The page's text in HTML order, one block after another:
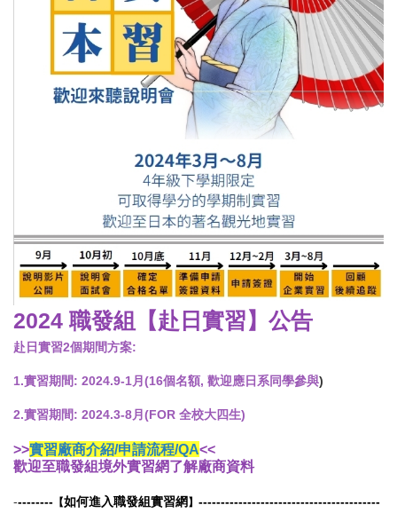
2024 職發組【赴日實習】公告
赴日實習2個期間方案:
1.實習期間: 2024.9-1月(16個名額, 歡迎應日系同學參與)
2.實習期間: 2024.3-8月(FOR 全校大四生)
>>實習廠商介紹/申請流程/QA<<
歡迎至職發組境外實習網了解廠商資料
--------- 【如何進入職發組實習網 】 -----------------------------------------